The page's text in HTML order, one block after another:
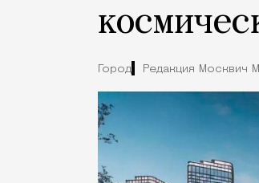
Город Редакция Москвич